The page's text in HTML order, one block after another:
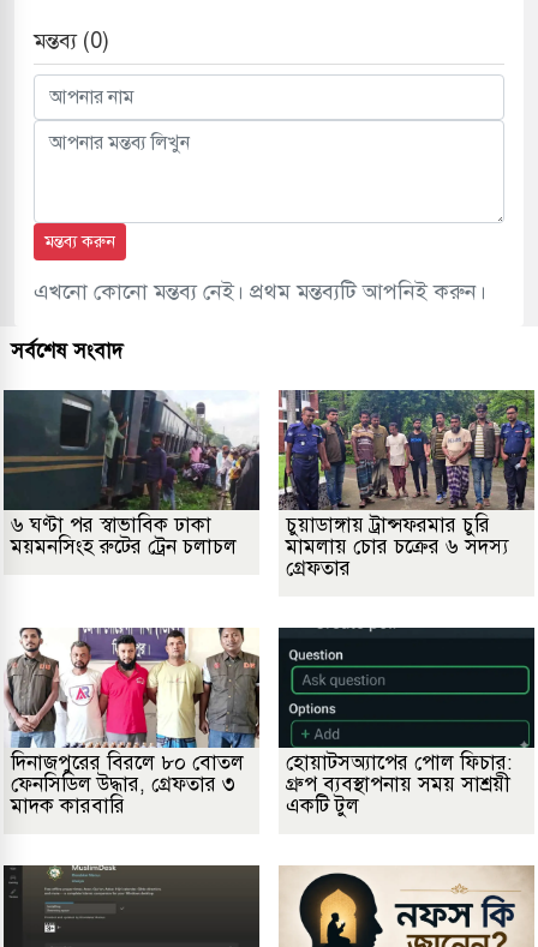
মন্তব্য (0)
মন্তব্য করুন
এখনো কোনো মন্তব্য নেই। প্রথম মন্তব্যটি আপনিই করুন।
সর্বশেষ সংবাদ
৬ ঘণ্টা পর স্বাভাবিক ঢাকা
ময়মনসিংহ রুটের ট্রেন চলাচল
চুয়াডাঙ্গায় ট্রান্সফরমার চুরি
মামলায় চোর চক্রের ৬ সদস্য
গ্রেফতার
দিনাজপুরের বিরলে ৮০ বোতল
ফেনসিডিল উদ্ধার, গ্রেফতার ৩
মাদক কারবারি
হোয়াটসঅ্যাপের পোল ফিচার:
গ্রুপ ব্যবস্থাপনায় সময় সাশ্রয়ী
একটি টুল